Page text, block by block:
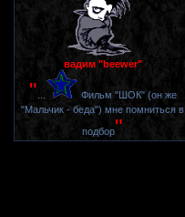
вадим "beewer"
"
Фильм "ШОК" (он же
"Мальчик - беда") мне помниться в
подбор"